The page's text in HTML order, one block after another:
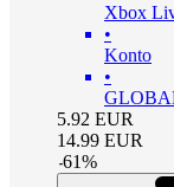
Xbox
•
Konto
•
5.92 EUR
14.99 EUR
-61%